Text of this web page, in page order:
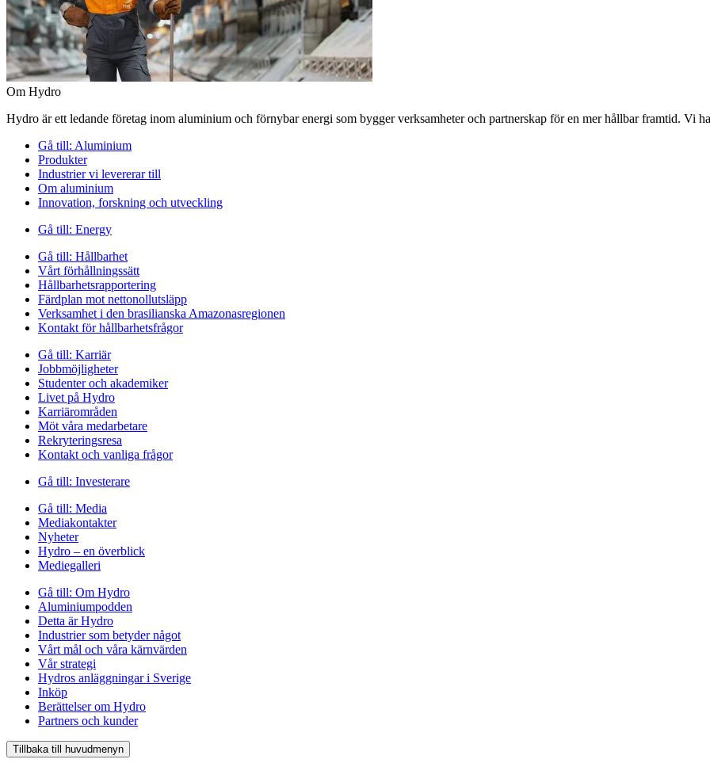
Om Hydro
Hydro är ett ledande företag inom aluminium och förnybar energi som bygger verksamheter och partnerskap för en mer hållbar framtid. Vi
Gå till: Aluminium
Produkter
Industrier vi levererar till
Om aluminium
Innovation, forskning och utveckling
Gå till: Energy
Gå till: Hållbarhet
Vårt förhållningssätt
Hållbarhetsrapportering
Färdplan mot nettonollutsläpp
Verksamhet i den brasilianska Amazonasregionen
Kontakt för hållbarhetsfrågor
Gå till: Karriär
Jobbmöjligheter
Studenter och akademiker
Livet på Hydro
Karriärområden
Möt våra medarbetare
Rekryteringsresa
Kontakt och vanliga frågor
Gå till: Investerare
Gå till: Media
Mediakontakter
Nyheter
Hydro – en överblick
Mediegalleri
Gå till: Om Hydro
Aluminiumpodden
Detta är Hydro
Industrier som betyder något
Vårt mål och våra kärnvärden
Vår strategi
Hydros anläggningar i Sverige
Inköp
Berättelser om Hydro
Partners och kunder
Tillbaka till huvudmenyn